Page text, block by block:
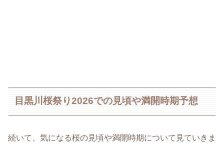
目黒川桜祭り2026での見頃や満開時期予想
続いて、気になる桜の見頃や満開時期について見ていきま